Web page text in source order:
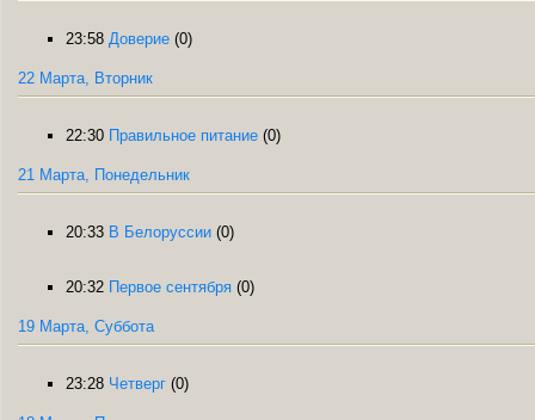
23:58 Доверие (0)
22 Марта, Вторник
22:30 Правильное питание (0)
21 Марта, Понедельник
20:33 В Белоруссии (0)
20:32 Первое сентября (0)
19 Марта, Суббота
23:28 Четверг (0)